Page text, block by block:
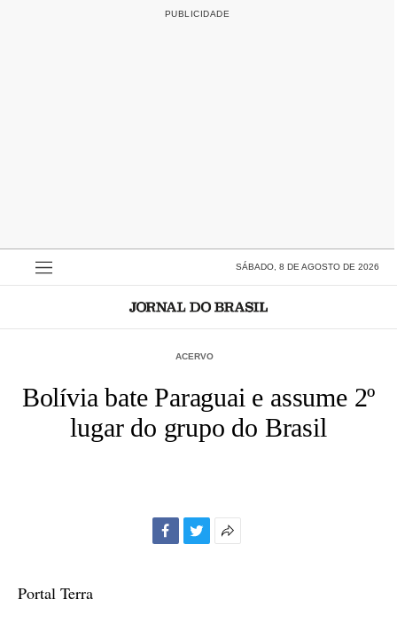
SÁBADO, 8 DE AGOSTO DE 2026
ACERVO
Bolívia bate Paraguai e assume 2º
lugar do grupo do Brasil
Portal Terra